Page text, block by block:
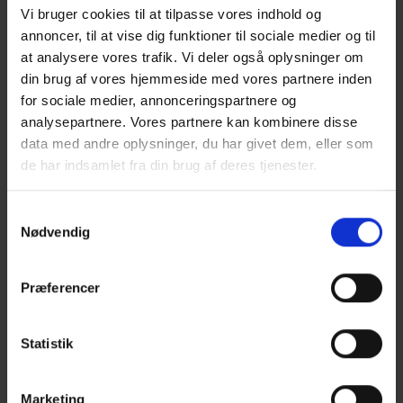
Vi bruger cookies til at tilpasse vores indhold og
annoncer, til at vise dig funktioner til sociale medier og til
at analysere vores trafik. Vi deler også oplysninger om
din brug af vores hjemmeside med vores partnere inden
for sociale medier, annonceringspartnere og
analysepartnere. Vores partnere kan kombinere disse
data med andre oplysninger, du har givet dem, eller som
de har indsamlet fra din brug af deres tjenester.
Nødvendig
Præferencer
Statistik
Marketing
budgettet. Den erfaring har vi opbygget
gennem mange år,” siger Knud Degn
Karstensen.
Skaber monopol
En af grundende til, at FMI har udset sig
Danske Patruljeskibe K/S, er, at det er et
konsortium, og at det dermed kan levere en
totalløsning, bliver der skabt et monopol. Det
i Frederikshavn – et værft der beskæftiger
udført opgaver for Forsvaret.